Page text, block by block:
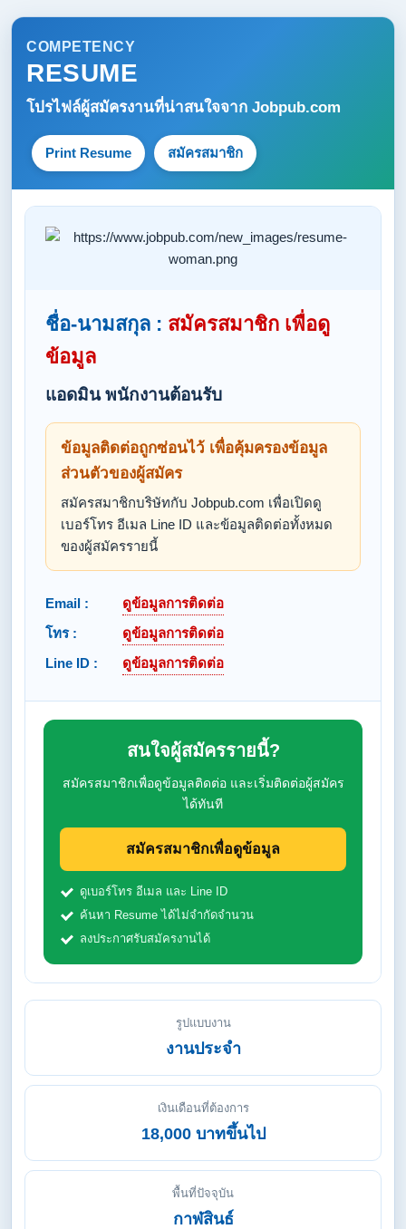
COMPETENCY
RESUME
โปรไฟล์ผู้สมัครงานที่น่าสนใจจาก Jobpub.com
Print Resume สมัครสมาชิก
ชื่อ-นามสกุล : สมัครสมาชิก เพื่อดู
ข้อมูล
แอดมิน พนักงานต้อนรับ
ข้อมูลติดต่อถูกซ่อนไว้ เพื่อคุ้มครองข้อมูล
ส่วนตัวของผู้สมัคร
สมัครสมาชิกบริษัทกับ Jobpub.com เพื่อเปิดดู
เบอร์โทร อีเมล Line ID และข้อมูลติดต่อทั้งหมด
ของผู้สมัครรายนี้
Email :
ดูข้อมูลการติดต่อ
โทร :
ดูข้อมูลการติดต่อ
Line ID :
ดูข้อมูลการติดต่อ
สนใจผู้สมัครรายนี้?
สมัครสมาชิกเพื่อดูข้อมูลติดต่อ และเริ่มติดต่อผู้สมัคร
ได้ทันที
สมัครสมาชิกเพื่อดูข้อมูล
ดูเบอร์โทร อีเมล และ Line ID
ค้นหา Resume ได้ไม่จำกัดจำนวน
ลงประกาศรับสมัครงานได้
รูปแบบงาน
งานประจำ
เงินเดือนที่ต้องการ
18,000 บาทขึ้นไป
พื้นที่ปัจจุบัน
กาฬสินธ์